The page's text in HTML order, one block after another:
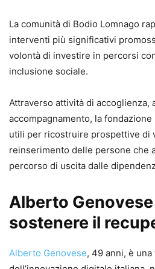
La comunità di Bodio Lomnago
interventi più significativi
volontà di investire in percorsi
inclusione sociale.
Attraverso attività di accoglienza,
accompagnamento, la
utili per ricostruire prospettive di
reinserimento delle persone che
percorso di uscita dalle
Alberto
sostenere il
Alberto Genovese, 49 anni, è